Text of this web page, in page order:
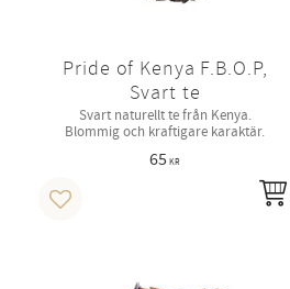
Pride of Kenya F.B.O.P,
Svart te
Svart naturellt te från Kenya.
Blommig och kraftigare karaktär.
65 KR
Lägg till i favoriter